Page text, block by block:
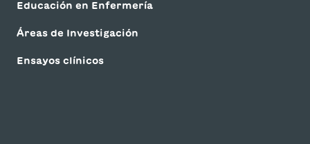
Educación en Enfermería
Áreas de Investigación
Ensayos clínicos